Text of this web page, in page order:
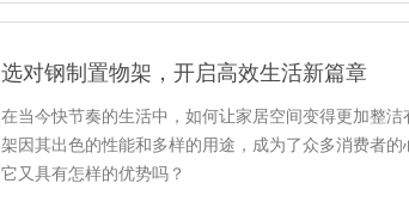
选对钢制置物架，开启高效生活新篇章
在当今快节奏的生活中，如何让家居空间变得更加整
架因其出色的性能和多样的用途，成为了众多消费者的
它又具有怎样的优势吗？